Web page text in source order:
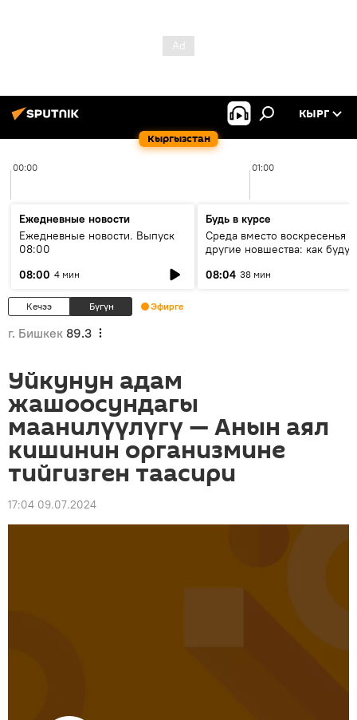
Кыргызстан
КЫРГ
00:00 01:00
Ежедневные новости
Ежедневные новости. Выпуск
08:00
08:00 4 мин
Будь в курсе
Среда вместо воскресенья и
другие новшества: как будут
08:04 38 мин
Кечээ Бүгүн Эфирге
г. Бишкек 89.3
Уйкунун адам
жашоосундагы
маанилүүлүгү — Анын аял
кишинин организмине
тийгизген таасири
17:04 09.07.2024